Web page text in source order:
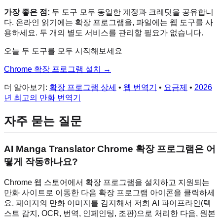
가장 좋은 점: 두 도구 모두 동일한 계정과 크레딧을 공유합니
다. 온라인 읽기에는 확장 프로그램을, 파일에는 웹 도구를 사
용하세요. 두 개의 별도 서비스를 관리할 필요가 없습니다.
오늘 두 도구를 모두 시작해보세요
Chrome 확장 프로그램 설치 →
더 알아보기: 확장 프로그램 상세 • 웹 번역기 • 요금제 • 2026
년 최고의 만화 번역기
자주 묻는 질문
AI Manga Translator Chrome 확장 프로그램은 어
떻게 작동하나요?
Chrome 웹 스토어에서 확장 프로그램을 설치하고 지원되는
만화 사이트로 이동한 다음 확장 프로그램 아이콘을 클릭하세
요. 페이지의 만화 이미지를 감지해서 저희 AI 파이프라인(텍
스트 감지, OCR, 번역, 인페인팅, 조판)으로 처리한 다음, 원본